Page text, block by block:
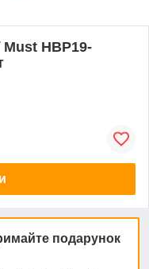
Must НВР19-
подарунок